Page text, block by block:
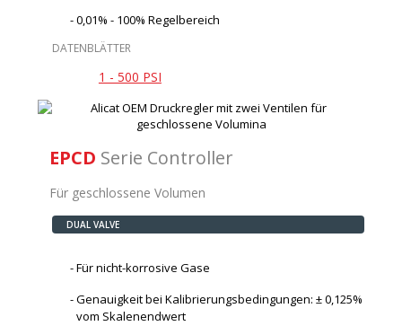
0,01% - 100% Regelbereich
DATENBLÄTTER
1 - 500 PSI
EPCD Serie Controller
Für geschlossene Volumen
DUAL VALVE
Für nicht-korrosive Gase
Genauigkeit bei Kalibrierungsbedingungen: ± 0,125%
vom Skalenendwert